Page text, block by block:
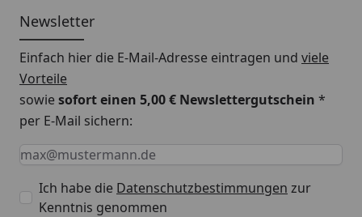
Newsletter
Einfach hier die E-Mail-Adresse eintragen und viele
Vorteile
sowiesofort einen 5,00 € Newslettergutschein *
per E-Mail sichern:
Keine Eingabe erforderlich
Eingabe erforderlich
E-Mail *
Ich habe die Datenschutzbestimmungen zur
Kenntnis genommen